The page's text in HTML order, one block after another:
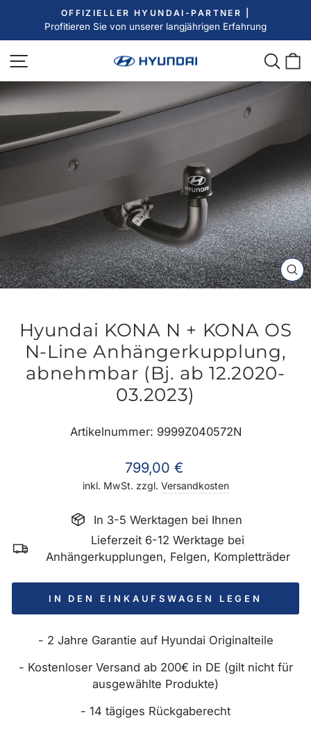
Inhalt
Pause
OFFIZIELLER HYUNDAI-PARTNER |
Profitieren Sie von unserer langjährigen Erfahrung
Seitennavigation
Hyundai KONA N + KONA OS
N-Line Anhängerkupplung,
abnehmbar (Bj. ab 12.2020-
03.2023)
Artikelnummer: 9999Z040572N
Normaler
Preis
799,00 €
inkl. MwSt. zzgl. Versandkosten
In 3-5 Werktagen bei Ihnen
Lieferzeit 6-12 Werktage bei
Anhängerkupplungen, Felgen, Kompletträder
IN DEN EINKAUFSWAGEN LEGEN
- 2 Jahre Garantie auf Hyundai Originalteile
- Kostenloser Versand ab 200€ in DE (gilt nicht für
ausgewählte Produkte)
- 14 tägiges Rückgaberecht